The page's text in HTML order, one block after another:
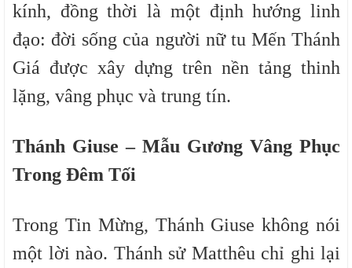
kính, đồng thờilà một định hướng linh
đạo: đời sống của người nữ tu Mến Thánh
Giá được xây dựng trên nền tảng thinh
lặng, vâng phục và trung tín.
Thánh Giuse – Mẫu Gương Vâng Phục
Trong Đêm Tối
Trong Tin Mừng, Thánh Giuse không nói
một lời nào. Thánh sửMatthêu chỉ ghi lại